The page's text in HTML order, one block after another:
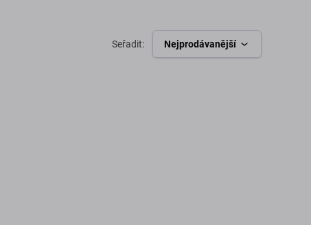
Seřadit: Nejprodávanější